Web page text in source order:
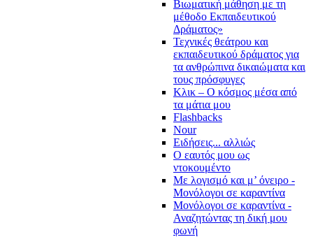
Βιωματική μάθηση με τη
μέθοδο Εκπαιδευτικού
Δράματος»
Τεχνικές θεάτρου και
εκπαιδευτικού δράματος για
τα ανθρώπινα δικαιώματα και
τους πρόσφυγες
Κλικ – Ο κόσμος μέσα από
τα μάτια μου
Flashbacks
Nour
Ειδήσεις... αλλιώς
Ο εαυτός μου ως
ντοκουμέντο
Με λογισμό και μ’ όνειρο -
Μονόλογοι σε καραντίνα
Μονόλογοι σε καραντίνα -
Αναζητώντας τη δική μου
φωνή